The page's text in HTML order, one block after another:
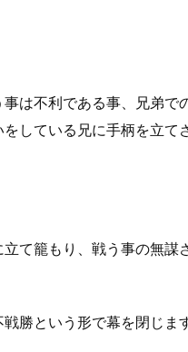
は不利である事、兄弟で
している兄に手柄を立て
て籠もり、戦う事の無謀
勝という形で幕を閉じま